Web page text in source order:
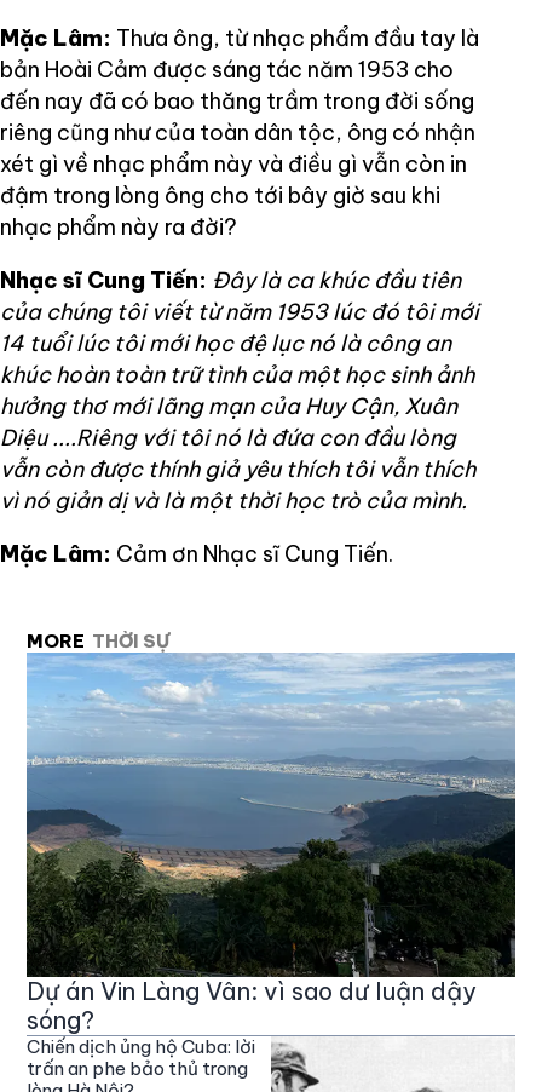
Mặc Lâm: Thưa ông, từ nhạc phẩm đầu tay là
bản Hoài Cảm được sáng tác năm 1953 cho
đến nay đã có bao thăng trầm trong đời sống
riêng cũng như của toàn dân tộc, ông có nhận
xét gì về nhạc phẩm này và điều gì vẫn còn in
đậm trong lòng ông cho tới bây giờ sau khi
nhạc phẩm này ra đời?
Nhạc sĩ Cung Tiến: Đây là ca khúc đầu tiên
của chúng tôi viết từ năm 1953 lúc đó tôi mới
14 tuổi lúc tôi mới học đệ lục nó là công an
khúc hoàn toàn trữ tình của một học sinh ảnh
hưởng thơ mới lãng mạn của Huy Cận, Xuân
Diệu ....Riêng với tôi nó là đứa con đầu lòng
vẫn còn được thính giả yêu thích tôi vẫn thích
vì nó giản dị và là một thời học trò của mình.
Mặc Lâm: Cảm ơn Nhạc sĩ Cung Tiến.
MORE THỜI SỰ
Dự án Vin Làng Vân: vì sao dư luận dậy
sóng?
Chiến dịch ủng hộ Cuba: lời
trấn an phe bảo thủ trong